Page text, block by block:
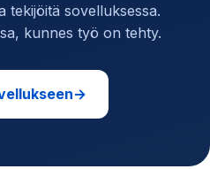
tekijöitä sovelluksessa.
kunnes työ on tehty.
→